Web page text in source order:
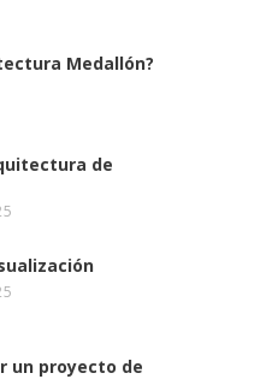
Medallón?
de
un proyecto de